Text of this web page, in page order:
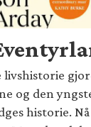
livshistorie
og den
historie.